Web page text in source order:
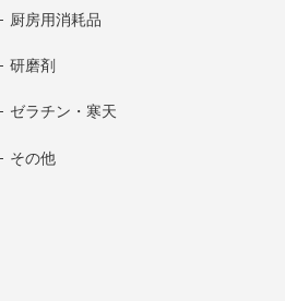
厨房用消耗品
研磨剤
ゼラチン・寒天
その他